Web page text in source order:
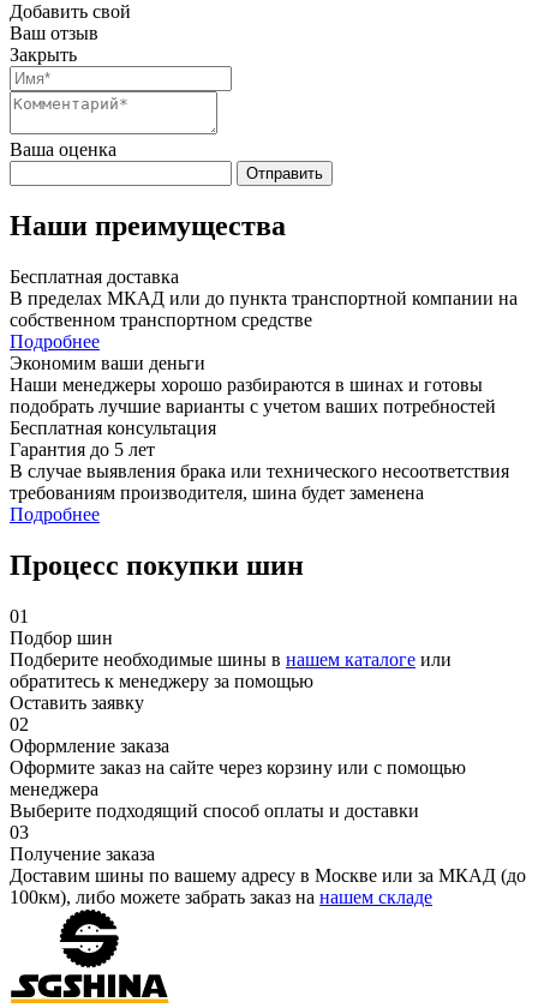
Добавить свой
Ваш отзыв
Закрыть
Ваша оценка
Отправить
Наши преимущества
Бесплатная доставка
В пределах МКАД или до пункта транспортной компании на
собственном транспортном средстве
Подробнее
Экономим ваши деньги
Наши менеджеры хорошо разбираются в шинах и готовы
подобрать лучшие варианты с учетом ваших потребностей
Бесплатная консультация
Гарантия до 5 лет
В случае выявления брака или технического несоответствия
требованиям производителя, шина будет заменена
Подробнее
Процесс покупки шин
01
Подбор шин
Подберите необходимые шины в нашем каталоге или
обратитесь к менеджеру за помощью
Оставить заявку
02
Оформление заказа
Оформите заказ на сайте через корзину или с помощью
менеджера
Выберите подходящий способ оплаты и доставки
03
Получение заказа
Доставим шины по вашему адресу в Москве или за МКАД (до
100км), либо можете забрать заказ на нашем складе